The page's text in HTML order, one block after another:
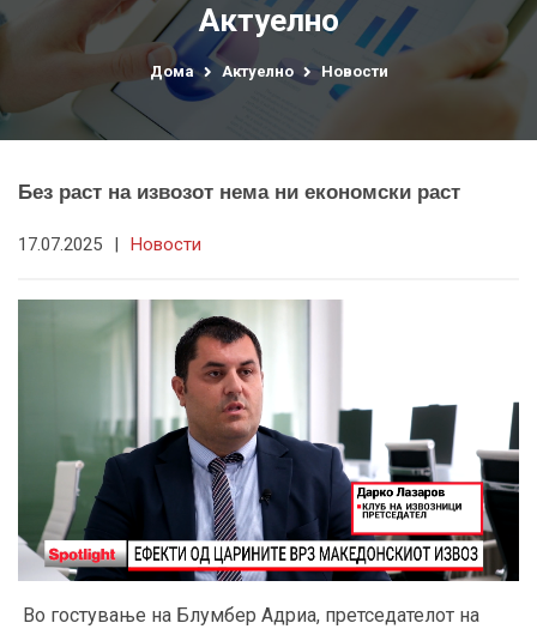
Актуелно
Дома Актуелно Новости
Без раст на извозот нема ни економски раст
17.07.2025 | Новости
Во гостување на Блумбер Адриа, претседателот на